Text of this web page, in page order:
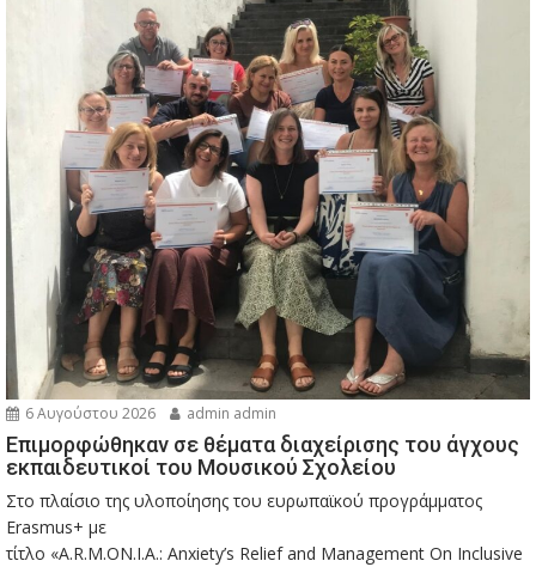
6 Αυγούστου 2026 admin admin
Eπιμορφώθηκαν σε θέματα διαχείρισης του άγχους
εκπαιδευτικοί του Μουσικού Σχολείου
Στο πλαίσιο της υλοποίησης του ευρωπαϊκού προγράμματος
Erasmus+ με
τίτλο «A.R.M.ON.I.A.: Anxiety’s Relief and Management On Inclusive